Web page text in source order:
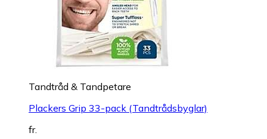
Tandtråd & Tandpetare
Plackers Grip 33-pack (Tandtrådsbyglar)
fr.